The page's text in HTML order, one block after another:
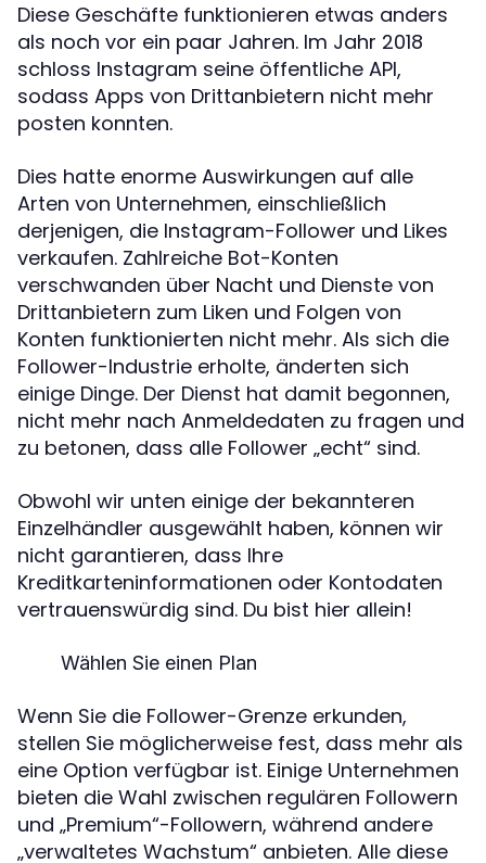
Diese Geschäfte funktionieren etwas anders
als noch vor ein paar Jahren. Im Jahr 2018
schloss Instagram seine öffentliche API,
sodass Apps von Drittanbietern nicht mehr
posten konnten.
Dies hatte enorme Auswirkungen auf alle
Arten von Unternehmen, einschließlich
derjenigen, die Instagram-Follower und Likes
verkaufen. Zahlreiche Bot-Konten
verschwanden über Nacht und Dienste von
Drittanbietern zum Liken und Folgen von
Konten funktionierten nicht mehr. Als sich die
Follower-Industrie erholte, änderten sich
einige Dinge. Der Dienst hat damit begonnen,
nicht mehr nach Anmeldedaten zu fragen und
zu betonen, dass alle Follower „echt“ sind.
Obwohl wir unten einige der bekannteren
Einzelhändler ausgewählt haben, können wir
nicht garantieren, dass Ihre
Kreditkarteninformationen oder Kontodaten
vertrauenswürdig sind. Du bist hier allein!
Wählen Sie einen Plan
Wenn Sie die Follower-Grenze erkunden,
stellen Sie möglicherweise fest, dass mehr als
eine Option verfügbar ist. Einige Unternehmen
bieten die Wahl zwischen regulären Followern
und „Premium“-Followern, während andere
„verwaltetes Wachstum“ anbieten. Alle diese